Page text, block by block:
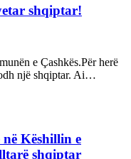
shqiptar!
e Çashkës.Për herë
një shqiptar. Ai…
Këshillin e
shqiptar